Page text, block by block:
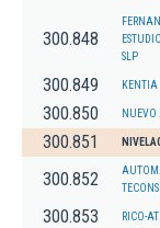
300.848
SLP
300.849 KENTIA
300.850 NUEVO
300.851
300.852
TECONS
300.853 RICO-